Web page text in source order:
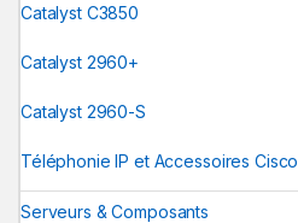
Catalyst C3850
Catalyst 2960+
Catalyst 2960-S
Téléphonie IP et Accessoires Cisco
Serveurs & Composants